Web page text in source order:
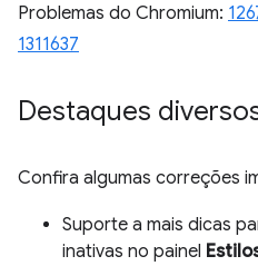
Problemas do Chromium:
1311637
Destaques
Confira algumas correções
Suporte a mais dicas
inativas no painel